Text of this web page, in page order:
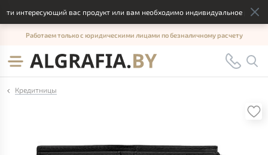
интересующий вас продукт или вам необходимо индивидуальное
Работаем только с юридическими лицами по безналичному расчету
Кредитницы